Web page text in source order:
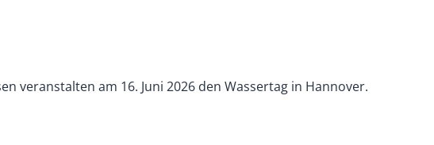
veranstalten am 16. Juni 2026 den Wassertag in Hannover.